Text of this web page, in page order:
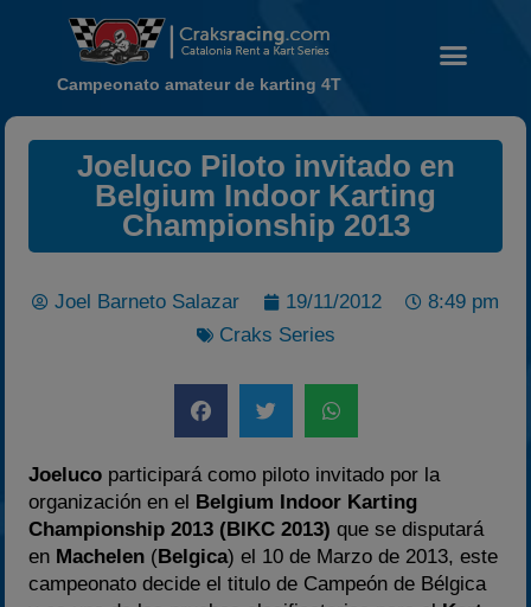
Noticias
Calendario
Temporada 2026
Temporadas anteriores
2023
2024
2025
Campeonato amateur de karting 4T
Joeluco Piloto invitado en
Belgium Indoor Karting
Championship 2013
Joel Barneto Salazar 19/11/2012
8:49 pm
Craks Series
Joeluco participará como piloto invitado por la
organización en el Belgium Indoor Karting
Championship 2013 (BIKC 2013) que se disputará
en Machelen (Belgica) el 10 de Marzo de 2013, este
campeonato decide el titulo de Campeón de Bélgica